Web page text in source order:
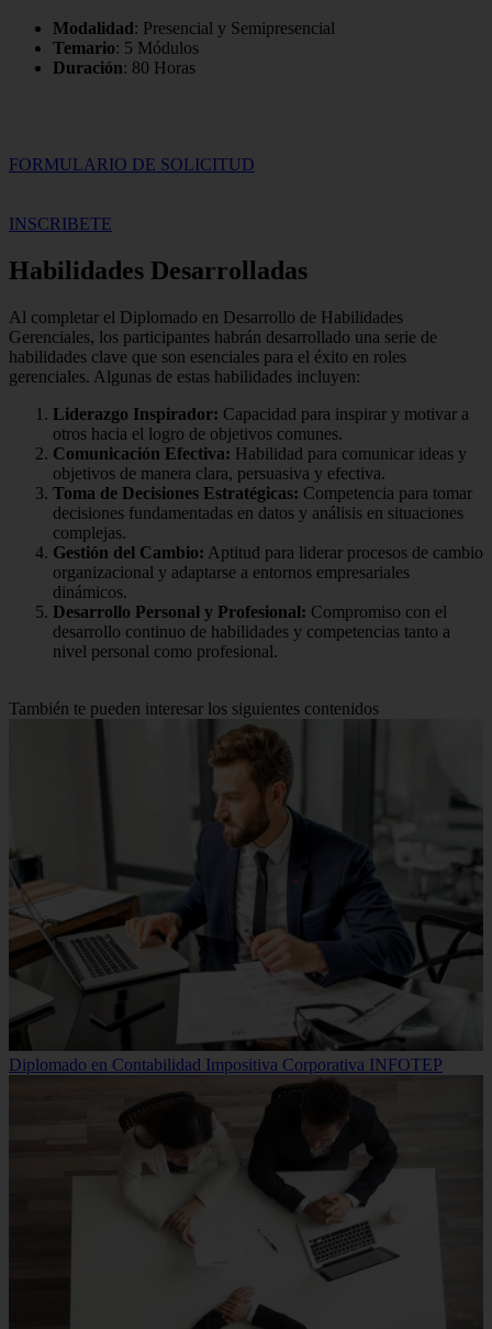
Modalidad: Presencial y Semipresencial
Temario: 5 Módulos
Duración: 80 Horas
FORMULARIO DE SOLICITUD
INSCRIBETE
Habilidades Desarrolladas
Al completar el Diplomado en Desarrollo de Habilidades
Gerenciales, los participantes habrán desarrollado una serie de
habilidades clave que son esenciales para el éxito en roles
gerenciales. Algunas de estas habilidades incluyen:
Liderazgo Inspirador: Capacidad para inspirar y motivar a
otros hacia el logro de objetivos comunes.
Comunicación Efectiva: Habilidad para comunicar ideas y
objetivos de manera clara, persuasiva y efectiva.
Toma de Decisiones Estratégicas: Competencia para tomar
decisiones fundamentadas en datos y análisis en situaciones
complejas.
Gestión del Cambio: Aptitud para liderar procesos de cambio
organizacional y adaptarse a entornos empresariales
dinámicos.
Desarrollo Personal y Profesional: Compromiso con el
desarrollo continuo de habilidades y competencias tanto a
nivel personal como profesional.
También te pueden interesar los siguientes contenidos
Diplomado en Contabilidad Impositiva Corporativa INFOTEP